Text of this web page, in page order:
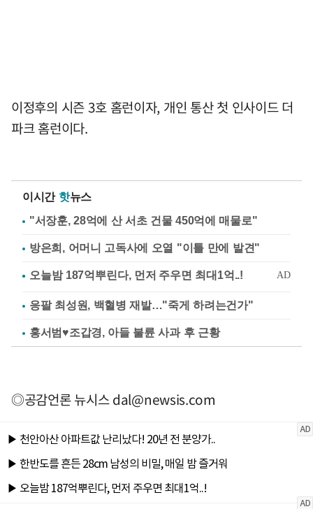
이정후의 시즌 3호 홈런이자, 개인 통산 첫 인사이드 더
파크 홈런이다.
이시간 핫뉴스
"서장훈, 28억에 산 서초 건물 450억에 매물로"
방은희, 어머니 고독사에 오열 "이틀 만에 발견"
응팔 최성원, 백혈병 재발…"죽게 하려는건가"
홍서범♥조갑경, 아들 불륜 사과 후 근황
◎공감언론 뉴시스dal@newsis.com